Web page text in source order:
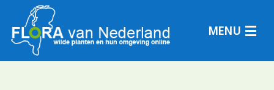
MENU